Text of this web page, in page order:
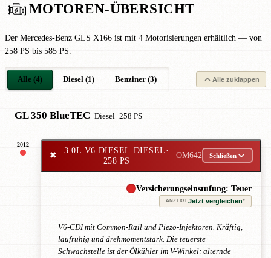
MOTOREN-ÜBERSICHT
Der Mercedes-Benz GLS X166 ist mit 4 Motorisierungen erhältlich — von
258 PS bis 585 PS.
Alle (4) Diesel (1) Benziner (3) Alle zuklappen
GL 350 BlueTEC· Diesel· 258 PS
2012
✖
3.0L V6 DIESEL DIESEL·
258 PS
OM642 Schließen
Versicherungseinstufung: Teuer
ANZEIGEJetzt vergleichen*
V6-CDI mit Common-Rail und Piezo-Injektoren. Kräftig,
laufruhig und drehmomentstark. Die teuerste
Schwachstelle ist der Ölkühler im V-Winkel: alternde